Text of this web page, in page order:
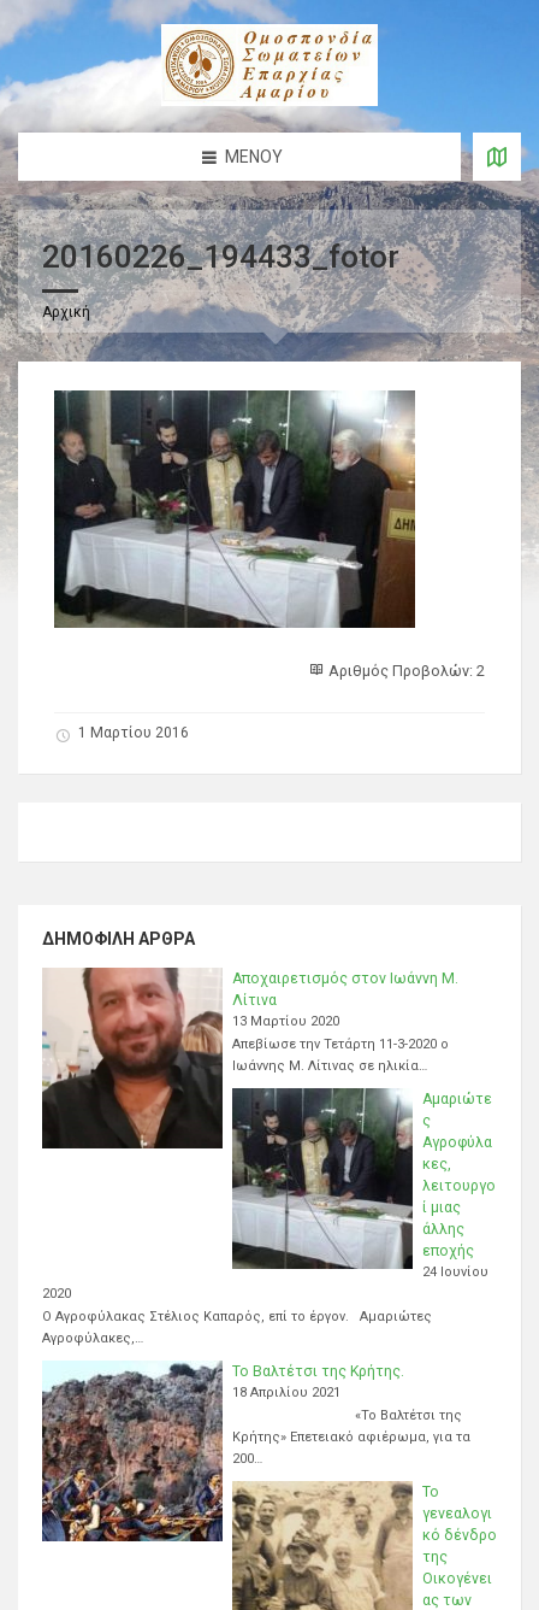
ΜΕΝΟΎ
20160226_194433_fotor
Αρχική
Αριθμός Προβολών: 2
1 Μαρτίου 2016
ΔΗΜΟΦΙΛΉ ΆΡΘΡΑ
Αποχαιρετισμός στον Ιωάννη Μ.
Λίτινα
13 Μαρτίου 2020
Απεβίωσε την Τετάρτη 11-3-2020 ο
Ιωάννης Μ. Λίτινας σε ηλικία…
Αμαριώτε
ς
Αγροφύλα
κες,
λειτουργο
ί μιας
άλλης
εποχής
24 Ιουνίου
2020
Ο Αγροφύλακας Στέλιος Καπαρός, επί το έργον. Αμαριώτες
Αγροφύλακες,…
Το Βαλτέτσι της Κρήτης.
18 Απριλίου 2021
«Το Βαλτέτσι της
Κρήτης» Επετειακό αφιέρωμα, για τα
200…
Το
γενεαλογι
κό δένδρο
της
Οικογένει
ας των